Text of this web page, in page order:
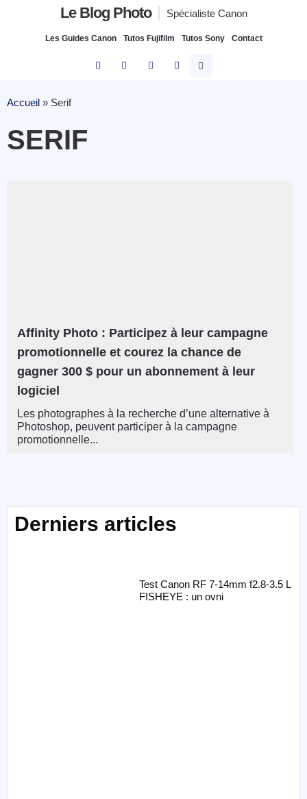
Le Blog Photo Spécialiste Canon
Les Guides Canon Tutos Fujifilm Tutos Sony Contact
Accueil » Serif
SERIF
Affinity Photo : Participez à leur campagne
promotionnelle et courez la chance de
gagner 300 $ pour un abonnement à leur
logiciel
Les photographes à la recherche d’une alternative à
Photoshop, peuvent participer à la campagne
promotionnelle...
Derniers articles
Test Canon RF 7-14mm f2.8-3.5 L
FISHEYE : un ovni